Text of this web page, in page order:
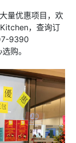
量优惠项目，欢
，查询订
9390
购。